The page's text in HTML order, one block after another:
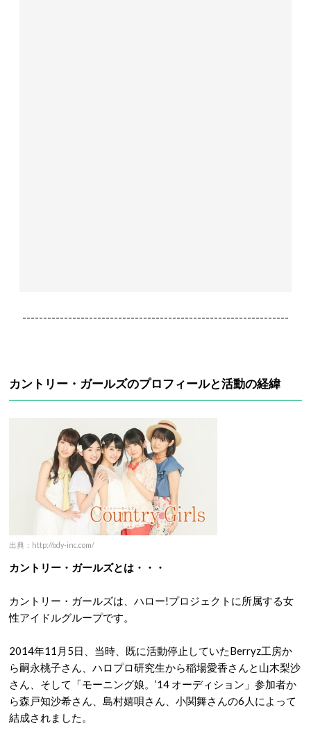
----------------------------------------------------------------
カントリー・ガールズのプロフィールと活動の経緯
出典：http://ody-inc.com/
カントリー・ガールズとは・・・
カントリー・ガールズは、ハロー!プロジェクトに所属する女
性アイドルグループです。
2014年11月5日、当時、既に活動停止していたBerryz工房か
ら嗣永桃子さん、ハロプロ研究生から稲場愛香さんと山木梨沙
さん、そして「モーニング娘。’14 オーディション」参加者か
ら森戸知沙希さん、島村嬉唄さん、小関舞さんの6人によって
結成されました。